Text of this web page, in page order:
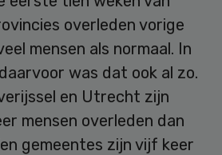
overleden vorige
mensen als normaal. In
was dat ook al zo.
en Utrecht zijn
mensen overleden dan
gemeentes zijn vijf keer